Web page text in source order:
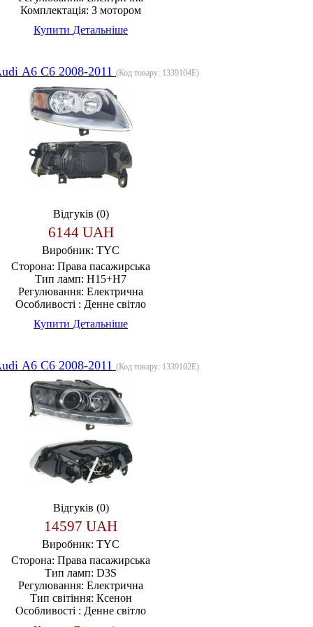
Комплектація: З мотором
Купити Детальніше
А6 С6 2008-2011 (Код товару: 1339104E)
Відгуків (0)
6144 UAH
Виробник: TYC
Сторона: Права пасажирська
Тип ламп: H15+H7
Регулювання: Електрична
Особливості : Денне світло
Купити Детальніше
А6 С6 2008-2011 (Код товару: 1339102E)
Відгуків (0)
14597 UAH
Виробник: TYC
Сторона: Права пасажирська
Тип ламп: D3S
Регулювання: Електрична
Тип світіння: Ксенон
Особливості : Денне світло